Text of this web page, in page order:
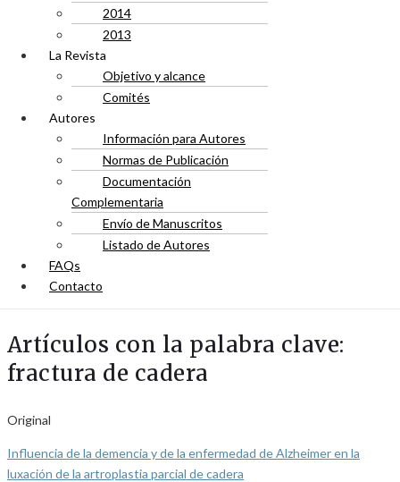
2014
2013
La Revista
Objetivo y alcance
Comités
Autores
Información para Autores
Normas de Publicación
Documentación
Complementaria
Envío de Manuscritos
Listado de Autores
FAQs
Contacto
Artículos con la palabra clave:
fractura de cadera
Original
Influencia de la demencia y de la enfermedad de Alzheimer en la
luxación de la artroplastia parcial de cadera